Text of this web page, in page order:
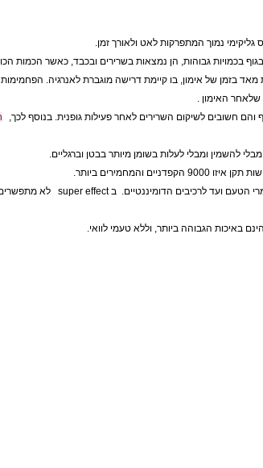
נמוך המתפרקות לאט ולאורך זמן.
גבוהות, הן נמצאות בשרירים ובכבד, כאשר הכמות
האימון .
לשיקום השרירים לאחר פעילות גופנית. בנוסף לכך,
הגבוהה ביותר, וללא טעמי לוואי.